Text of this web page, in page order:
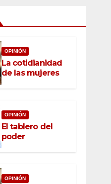
OPINIÓN
La cotidianidad
de las mujeres
OPINIÓN
El tablero del
poder
OPINIÓN